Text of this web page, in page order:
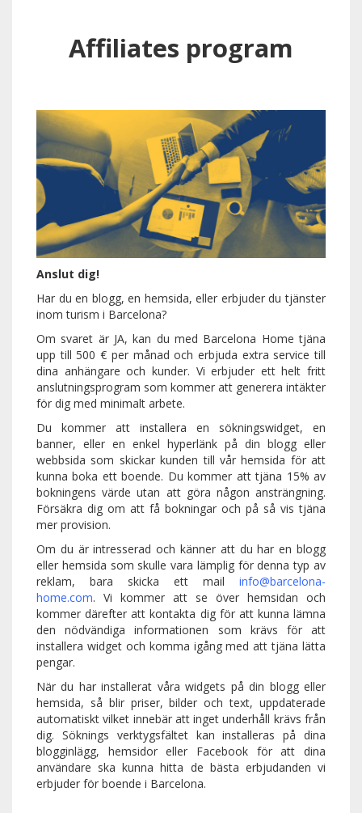
Affiliates program
Anslut dig!
Har du en blogg, en hemsida, eller erbjuder du tjänster
inom turism i Barcelona?
Om svaret är JA, kan du med Barcelona Home tjäna
upp till 500 € per månad och erbjuda extra service till
dina anhängare och kunder. Vi erbjuder ett helt fritt
anslutningsprogram som kommer att generera intäkter
för dig med minimalt arbete.
Du kommer att installera en sökningswidget, en
banner, eller en enkel hyperlänk på din blogg eller
webbsida som skickar kunden till vår hemsida för att
kunna boka ett boende. Du kommer att tjäna 15% av
bokningens värde utan att göra någon ansträngning.
Försäkra dig om att få bokningar och på så vis tjäna
mer provision.
Om du är intresserad och känner att du har en blogg
eller hemsida som skulle vara lämplig för denna typ av
reklam, bara skicka ett mail info@barcelona-
home.com. Vi kommer att se över hemsidan och
kommer därefter att kontakta dig för att kunna lämna
den nödvändiga informationen som krävs för att
installera widget och komma igång med att tjäna lätta
pengar.
När du har installerat våra widgets på din blogg eller
hemsida, så blir priser, bilder och text, uppdaterade
automatiskt vilket innebär att inget underhåll krävs från
dig. Söknings verktygsfältet kan installeras på dina
blogginlägg, hemsidor eller Facebook för att dina
användare ska kunna hitta de bästa erbjudanden vi
erbjuder för boende i Barcelona.